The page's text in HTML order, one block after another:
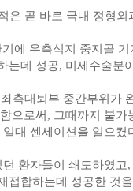
은 곧 바로 국내 정형
에 우측식지 중지골
는데 성공, 미세수술분
측대퇴부 중간부위가
으로써, 그때까지 불
대 센세이션을 일으켰
환자들이 쇄도하였고
접합하는데 성공한 것